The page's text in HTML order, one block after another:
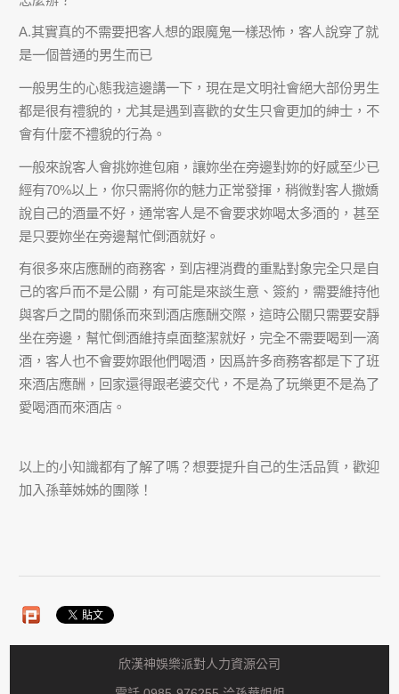
A.其實真的不需要把客人想的跟魔鬼一樣恐怖，客人說穿了就
是一個普通的男生而已
一般男生的心態我這邊講一下，現在是文明社會絕大部份男生
都是很有禮貌的，尤其是遇到喜歡的女生只會更加的紳士，不
會有什麼不禮貌的行為。
一般來說客人會挑妳進包廂，讓妳坐在旁邊對妳的好感至少已
經有70%以上，你只需將你的魅力正常發揮，稍微對客人撒嬌
說自己的酒量不好，通常客人是不會要求妳喝太多酒的，甚至
是只要妳坐在旁邊幫忙倒酒就好。
有很多來店應酬的商務客，到店裡消費的重點對象完全只是自
己的客戶而不是公關，有可能是來談生意、簽約，需要維持他
與客戶之間的關係而來到酒店應酬交際，這時公關只需要安靜
坐在旁邊，幫忙倒酒維持桌面整潔就好，完全不需要喝到一滴
酒，客人也不會要妳跟他們喝酒，因爲許多商務客都是下了班
來酒店應酬，回家還得跟老婆交代，不是為了玩樂更不是為了
愛喝酒而來酒店。
以上的小知識都有了解了嗎？想要提升自己的生活品質，歡迎
加入孫華姊姊的團隊！
欣漢神娛樂派對人力資源公司